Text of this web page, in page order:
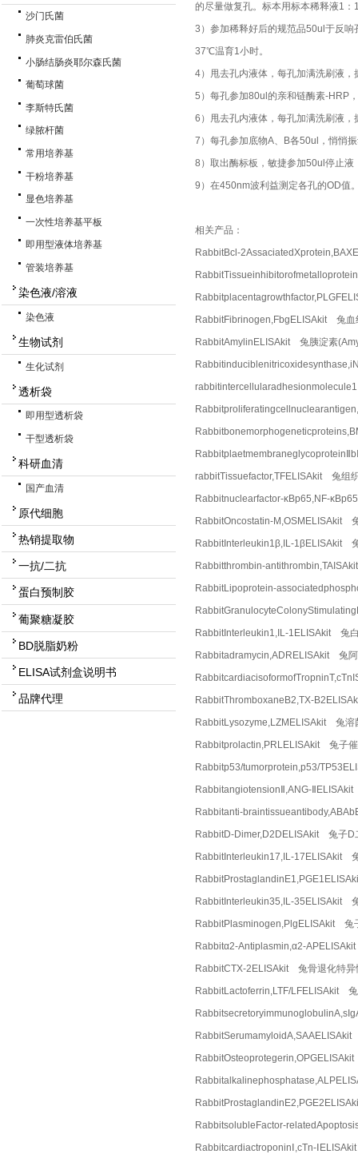
沙门氏菌
肺炎克雷伯氏菌
小肠结肠炎耶尔森氏菌
葡萄球菌
李斯特氏菌
绿脓杆菌
常用培养基
干粉培养基
显色培养基
一次性培养基平板
即用型液体培养基
管装培养基
染色液/溶液
染色液
生物试剂
生化试剂
透析袋
即用型透析袋
干型透析袋
科研血清
国产血清
原代细胞
热销提取物
一抗/二抗
蛋白预制胶
葡聚糖凝胶
BD脱脂奶粉
ELISA试剂盒说明书
品牌代理
的尽量做复孔。标本用标本稀释液1
3）参加稀释好后的规范品50ul于反
37℃温育1小时。
4）甩去孔内液体，每孔加满洗刷液
5）每孔参加80ul的亲和链酶素-HRP
6）甩去孔内液体，每孔加满洗刷液
7）每孔参加底物A、B各50ul，悄悄
8）取出酶标板，敏捷参加50ul停止
9）在450nm波利益测定各孔的OD值
相关产品：
RabbitBcl-
RabbitFibrinogen,FbgELISAkit 兔血
RabbitAmylinELISAkit 兔胰淀素
rabbitTissuefactor,TFELISAkit 兔组
Rabbitnuclearfactor-κBp65,NF-
RabbitOncostatin-M,OSMELISAkit
RabbitInterleukin1β,IL-1βELISAkit
Rabbitthrombin-
RabbitLipoprotein-
RabbitInterleukin1,IL-1ELISAkit 兔
Rabbitadramycin,ADRELISAkit 兔
RabbitThromboxaneB2,TX-
RabbitLysozyme,LZMELISAkit 兔溶
Rabbitprolactin,PRLELISAkit 兔子
Rabbitp53/tumorprotein,p53/
RabbitangiotensionⅡ,ANG-
Rabbitanti-
RabbitD-Dimer,D2DELISAkit 兔子D
RabbitInterleukin17,IL-17ELISAkit
RabbitInterleukin35,IL-35ELISAkit
RabbitPlasminogen,PlgELISAkit 兔
Rabbitα2-Antiplasmin,α2-
RabbitCTX-2ELISAkit 兔骨退化特异
RabbitLactoferrin,LTF/LFELISAkit
RabbitsolubleFactor-
RabbitcardiactroponinⅠ,cTn-